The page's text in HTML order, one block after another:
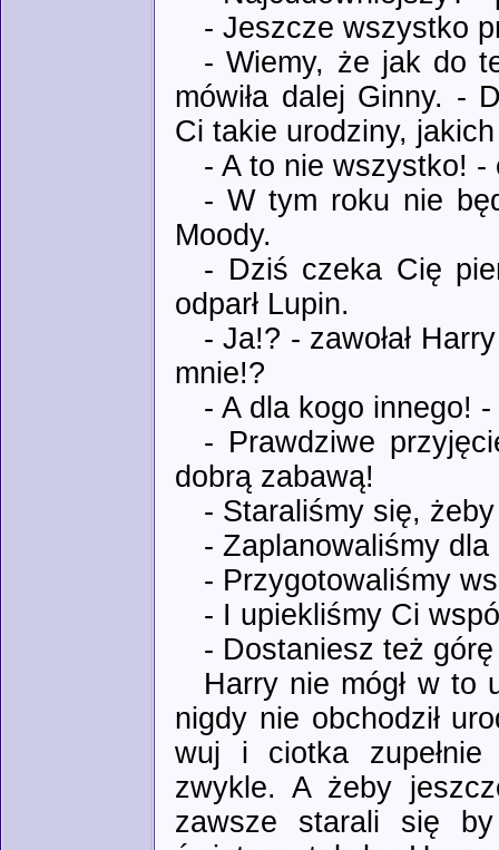
- Jeszcze wszystko
- Wiemy, że jak do
mówiła dalej Ginny. -
Ci takie urodziny,
- A to nie wszystko! -
- W tym roku nie
Moody.
- Dziś czeka Cię
odparł Lupin.
- Ja!? - zawołał
mnie!?
- A dla kogo innego!
- Prawdziwe
dobrą zabawą!
- Staraliśmy się,
- Zaplanowaliśmy
- Przygotowaliśmy
- I upiekliśmy Ci
- Dostaniesz też
Harry nie mógł w to
nigdy nie obchodził
wuj i ciotka
zwykle. A żeby
zawsze starali się